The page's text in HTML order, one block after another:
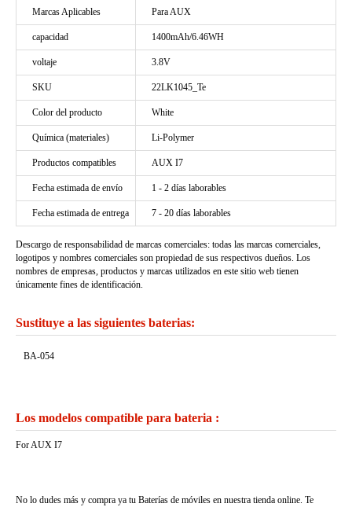
Marcas Aplicables Para AUX
capacidad 1400mAh/6.46WH
voltaje 3.8V
SKU 22LK1045_Te
Color del producto White
Química (materiales) Li-Polymer
Productos compatibles AUX I7
Fecha estimada de envío 1 - 2 días laborables
Fecha estimada de entrega 7 - 20 días laborables
Descargo de responsabilidad de marcas comerciales: todas las marcas comerciales,
logotipos y nombres comerciales son propiedad de sus respectivos dueños. Los
nombres de empresas, productos y marcas utilizados en este sitio web tienen
únicamente fines de identificación.
Sustituye a las siguientes baterias:
BA-054
Los modelos compatible para bateria :
For AUX I7
No lo dudes más y compra ya tu Baterías de móviles en nuestra tienda online. Te